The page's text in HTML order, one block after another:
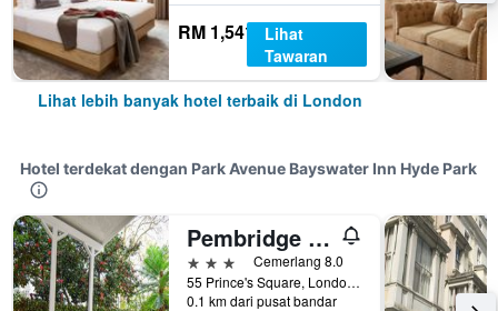
RM 1,541
Lihat
Tawaran
Lihat lebih banyak hotel terbaik di London
Hotel terdekat dengan Park Avenue Bayswater Inn Hyde Park
Pembridge Palace Hotel
3 bintangCemerlang 8.0
55 Prince's Square, London, United Kingdom
0.1 km dari pusat bandar